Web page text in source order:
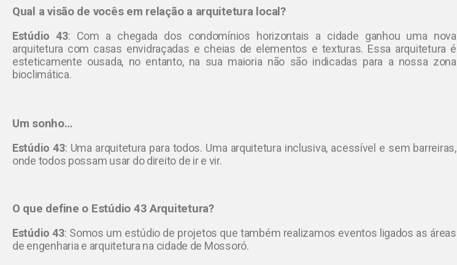
Qual a visão de vocês em relação a arquitetura local?
Estúdio 43: Com a chegada dos condomínios horizontais a cidade ganhou uma nova
arquitetura com casas envidraçadas e cheias de elementos e texturas. Essa arquitetura é
esteticamente ousada, no entanto, na sua maioria não são indicadas para a nossa zona
bioclimática.
Um sonho…
Estúdio 43: Uma arquitetura para todos. Uma arquitetura inclusiva, acessível e sem barreiras,
onde todos possam usar do direito de ir e vir.
O que define o Estúdio 43 Arquitetura?
Estúdio 43: Somos um estúdio de projetos que também realizamos eventos ligados as áreas
de engenharia e arquitetura na cidade de Mossoró.